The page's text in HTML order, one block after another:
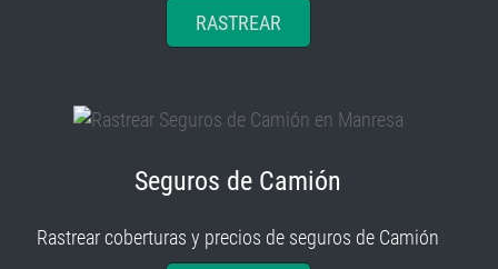
Rastrear coberturas y precios de seguros de Camión
RASTREAR